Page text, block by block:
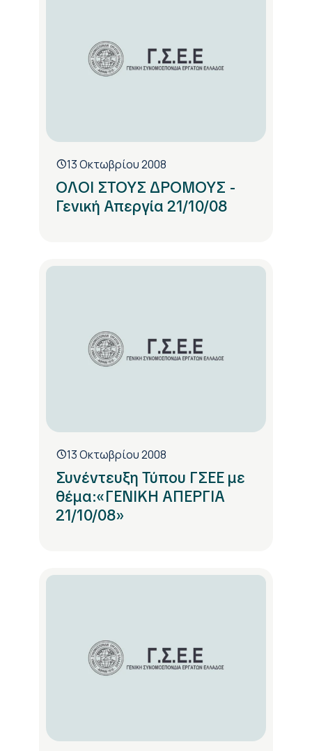
13 Οκτωβρίου 2008
ΟΛΟΙ ΣΤΟΥΣ ΔΡΟΜΟΥΣ -
Γενική Απεργία 21/10/08
13 Οκτωβρίου 2008
Συνέντευξη Τύπου ΓΣΕΕ με
θέμα:«ΓΕΝΙΚΗ ΑΠΕΡΓΙΑ
21/10/08»